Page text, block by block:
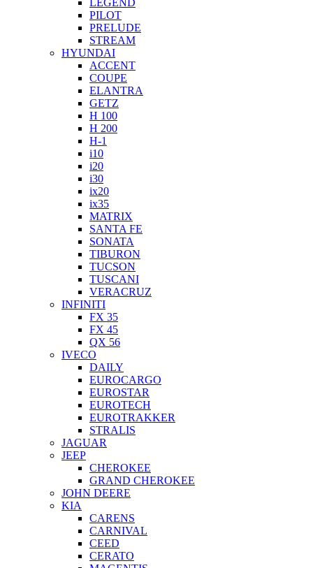
LEGEND
PILOT
PRELUDE
STREAM
HYUNDAI
ACCENT
COUPE
ELANTRA
GETZ
H 100
H 200
H-1
i10
i20
i30
ix20
ix35
MATRIX
SANTA FE
SONATA
TIBURON
TUCSON
TUSCANI
VERACRUZ
INFINITI
FX 35
FX 45
QX 56
IVECO
DAILY
EUROCARGO
EUROSTAR
EUROTECH
EUROTRAKKER
STRALIS
JAGUAR
JEEP
CHEROKEE
GRAND CHEROKEE
JOHN DEERE
KIA
CARENS
CARNIVAL
CEED
CERATO